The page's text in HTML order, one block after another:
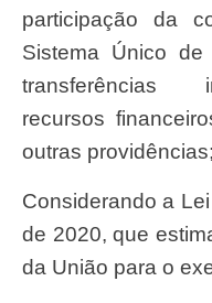
participação da
Sistema Único
transferências
recursos
outras providências;
Considerando a Lei nº 13.978, de 17 de janeiro
de 2020, que
da União para o